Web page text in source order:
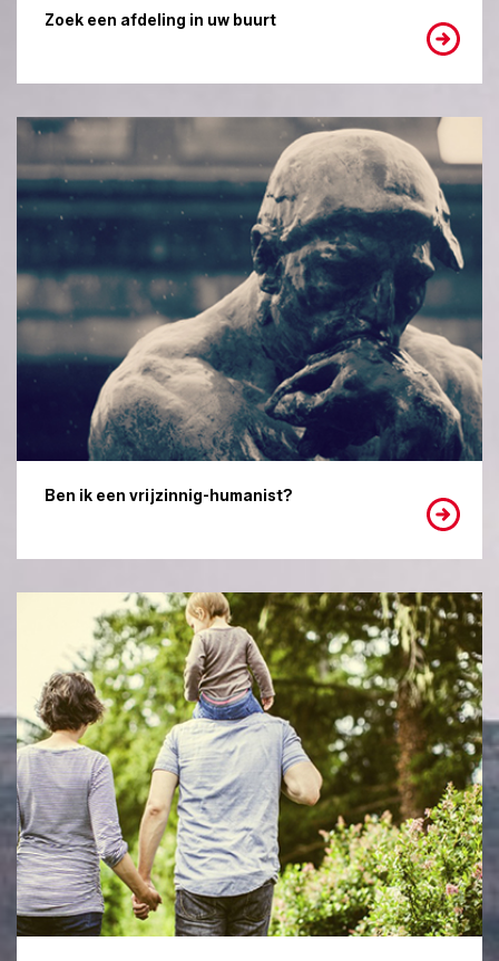
Zoek een afdeling in uw buurt
Ben ik een vrijzinnig-humanist?